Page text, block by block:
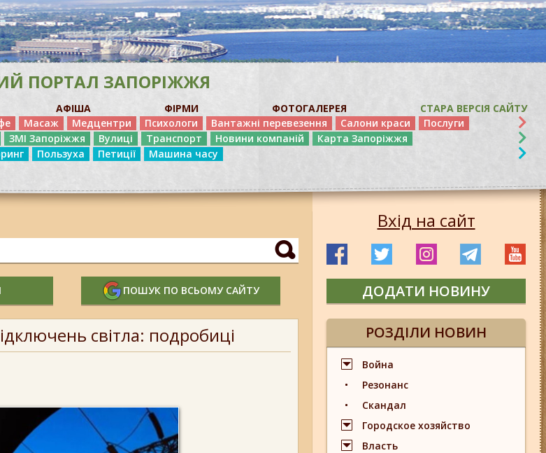
ПОРТАЛ ЗАПОРІЖЖЯ
АФІША ФІРМИ ФОТОГАЛЕРЕЯ
СТАРА ВЕРСІЯ САЙТУ
Масаж Медцентри Психологи Вантажні перевезення Салони краси
Послуги
ЗМІ Запоріжжя Вулиці Транспорт Новини компаній
Карта Запоріжжя
Пользуха Петиції Машина часу
ПОШУК ПО ВСЬОМУ САЙТУ
світла: подробиці
Вхід на сайт
ДОДАТИ НОВИНУ
РОЗДІЛИ НОВИН
Война
Резонанс
Скандал
Городское хозяйство
Власть